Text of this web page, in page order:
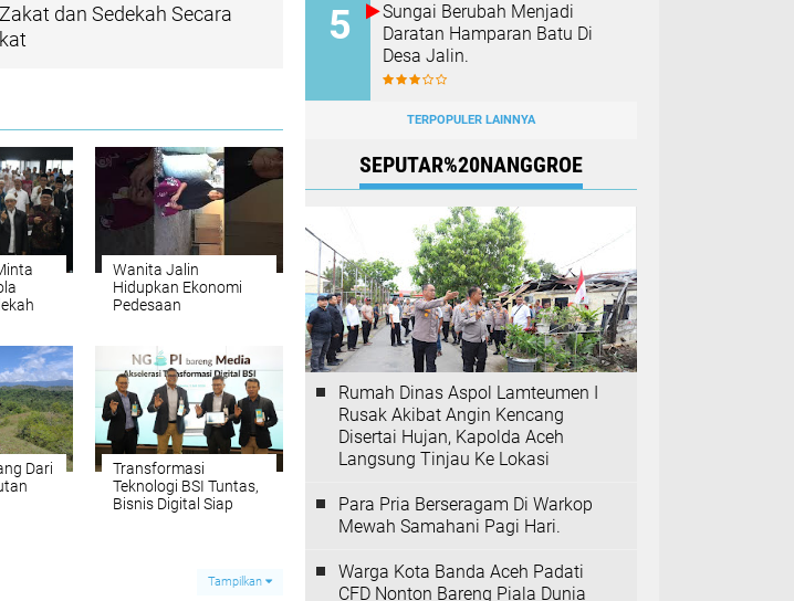
dan Sedekah Secara
Wanita Jalin
Hidupkan Ekonomi
Pedesaan
Dari
Transformasi
Teknologi BSI Tuntas,
Bisnis Digital Siap
Tampilkan
Sungai Berubah Menjadi
Daratan Hamparan Batu Di
Desa Jalin.
TERPOPULER LAINNYA
SEPUTAR%20NANGGROE
Rumah Dinas Aspol Lamteumen I
Rusak Akibat Angin Kencang
Disertai Hujan, Kapolda Aceh
Langsung Tinjau Ke Lokasi
Para Pria Berseragam Di Warkop
Mewah Samahani Pagi Hari.
Warga Kota Banda Aceh Padati
CFD Nonton Bareng Piala Dunia